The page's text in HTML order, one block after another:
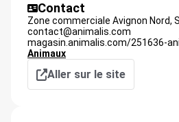
Contact
Zone commerciale Avignon Nord,
contact@animalis.com
magasin.animalis.com/251636-
Animaux
Aller sur le site